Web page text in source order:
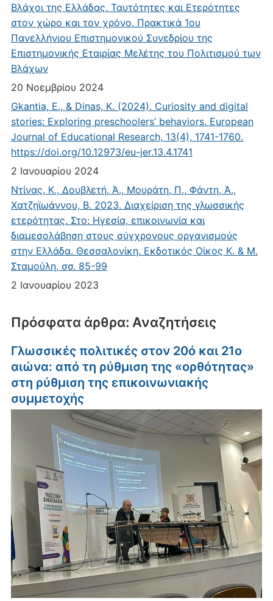
Βλάχοι της Ελλάδας. Ταυτότητες και Ετερότητες
στον χώρο και τον χρόνο. Πρακτικά 1ου
Πανελλήνιου Επιστημονικού Συνεδρίου της
Επιστημονικής Εταιρίας Μελέτης του Πολιτισμού των
Βλάχων
20 Νοεμβρίου 2024
Gkantia, E., & Dinas, K. (2024). Curiosity and digital
stories: Exploring preschoolers’ behaviors. European
Journal of Educational Research, 13(4), 1741-1760.
https://doi.org/10.12973/eu-jer.13.4.1741
2 Ιανουαρίου 2024
Ντίνας, Κ., Δουβλετή, Ά., Μουράτη, Π., Φάντη, Ά.,
Χατζηϊωάννου, Β. 2023. Διαχείριση της γλωσσικής
ετερότητας. Στο: Ηγεσία, επικοινωνία και
διαμεσολάβηση στους σύγχρονους οργανισμούς
στην Ελλάδα. Θεσσαλονίκη. Εκδοτικός Οίκος Κ. & Μ.
Σταμούλη, σσ. 85-99
2 Ιανουαρίου 2023
Πρόσφατα άρθρα: Αναζητήσεις
Γλωσσικές πολιτικές στον 20ό και 21ο
αιώνα: από τη ρύθμιση της «ορθότητας»
στη ρύθμιση της επικοινωνιακής
συμμετοχής